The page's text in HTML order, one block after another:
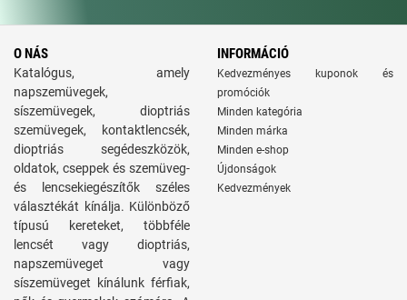
O NÁS
Katalógus, amely
napszemüvegek,
síszemüvegek, dioptriás
szemüvegek, kontaktlencsék,
dioptriás segédeszközök,
oldatok, cseppek és szemüveg-
és lencsekiegészítők széles
választékát kínálja. Különböző
típusú kereteket, többféle
lencsét vagy dioptriás,
napszemüveget vagy
síszemüveget kínálunk férfiak,
INFORMÁCIÓ
Kedvezményes kuponok és
promóciók
Minden kategória
Minden márka
Minden e-shop
Újdonságok
Kedvezmények